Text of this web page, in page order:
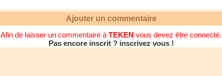
Ajouter un commentaire
Afin de laisser un commentaire à TEKEN vous devez être connecté.
Pas encore inscrit ? inscrivez vous !